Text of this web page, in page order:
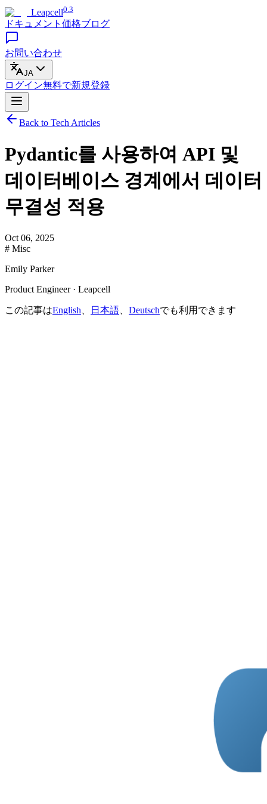
Leapcell0.3
ドキュメント 価格ブログ
お問い合わせ
JA
ログイン無料で新規登録
Back to Tech Articles
Pydantic를 사용하여 API 및
데이터베이스 경계에서 데이터
무결성 적용
Oct 06, 2025
# Misc
Emily Parker
Product Engineer · Leapcell
この記事はEnglish 日本語 Deutschでも利用できます